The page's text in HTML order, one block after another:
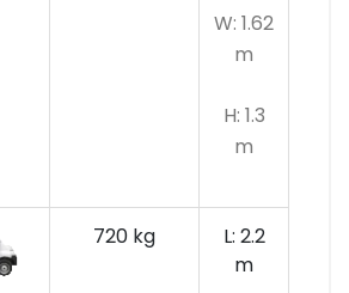
W: 1.62
m
H: 1.3
m
720 kg
L: 2.2
m